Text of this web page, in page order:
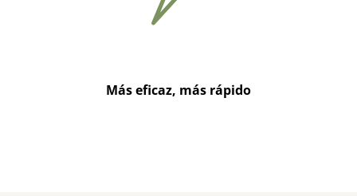
Más eficaz, más rápido